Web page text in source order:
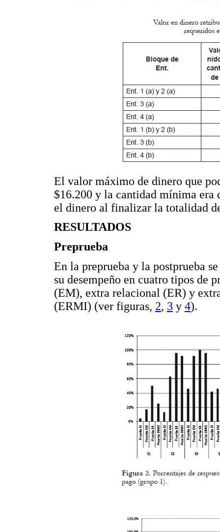
El valor máximo de dinero que
$16.200 y la cantidad mínima era
el dinero al finalizar la totalidad
RESULTADOS
Preprueba
En la preprueba y la postprueba
su desempeño en cuatro tipos de
(EM), extra relacional (ER) y
(ERMI) (ver figuras, 2, 3 y 4).